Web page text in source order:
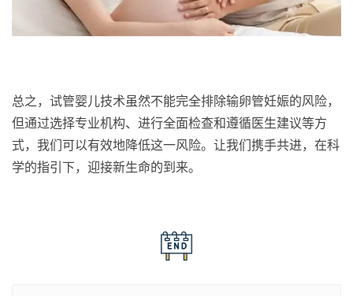
总之，试管婴儿技术虽然不能完全排除输卵管妊娠的风险，
但通过选择专业机构、进行全面检查和遵循医生建议等方
式，我们可以有效地降低这一风险。让我们携手共进，在科
学的指引下，迎接新生命的到来。